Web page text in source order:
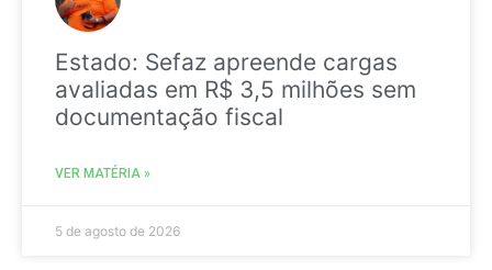
Estado: Sefaz apreende cargas
avaliadas em R$ 3,5 milhões sem
documentação fiscal
VER MATÉRIA »
5 de agosto de 2026